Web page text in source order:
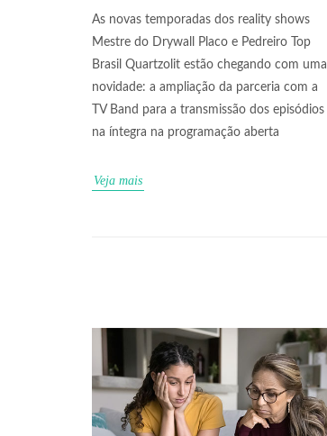
As novas temporadas dos reality shows
Mestre do Drywall Placo e Pedreiro Top
Brasil Quartzolit estão chegando com uma
novidade: a ampliação da parceria com a
TV Band para a transmissão dos episódios
na íntegra na programação aberta
Veja mais